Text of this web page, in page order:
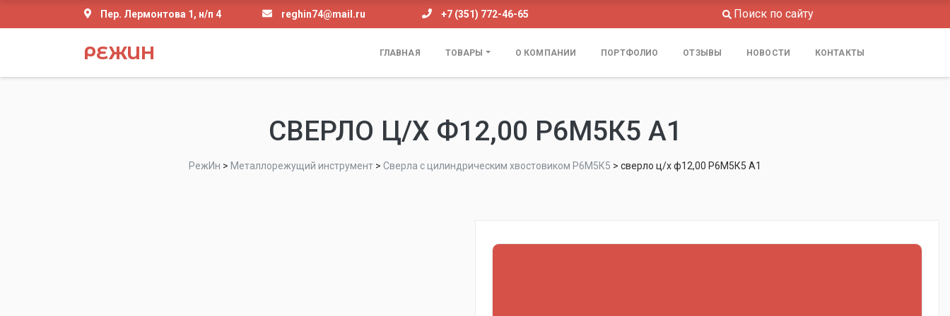
Пер. Лермонтова 1, н/п 4 reghin74@mail.ru +7 (351) 772-46-65 Поиск по сайту
РЕЖИН ГЛАВНАЯ ТОВАРЫ О КОМПАНИИ ПОРТФОЛИО ОТЗЫВЫ НОВОСТИ КОНТАКТЫ
СВЕРЛО Ц/Х Ф12,00 Р6М5К5 А1
РежИн > Металлорежущий инструмент > Сверла с цилиндрическим хвостовиком Р6М5К5 > сверло ц/х ф12,00 Р6М5К5 А1